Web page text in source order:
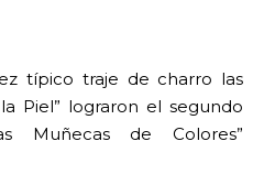
típico traje de charro las
Piel” lograron el segundo
Muñecas de Colores”